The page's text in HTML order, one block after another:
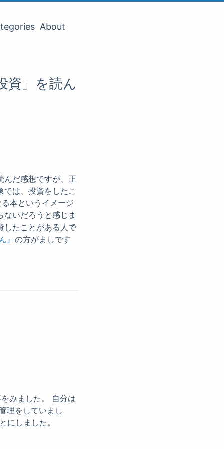
About
資」を読ん
んだ感想ですが、正
は、投資をしたこ
本というイメージ
いだろうと感じま
したことがある人で
』 の方がましです
みました。 自分は
理をしていまし
にしました。